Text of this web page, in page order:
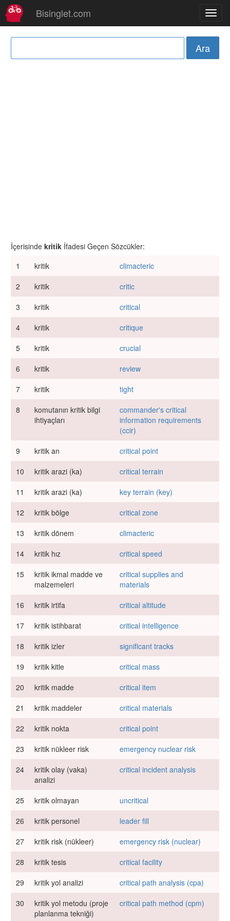
Bisinglet.com
İçerisinde kritik İfadesi Geçen Sözcükler:
1
kritik
climacteric
2
kritik
critic
3
kritik
critical
4
kritik
critique
5
kritik
crucial
6
kritik
review
7
kritik
tight
8
komutanın kritik bilgi
ihtiyaçları
commander's critical
information requirements
(ccir)
9
kritik an
critical point
10
kritik arazi (ka)
critical terrain
11
kritik arazi (ka)
key terrain (key)
12
kritik bölge
critical zone
13
kritik dönem
climacteric
14
kritik hız
critical speed
15
kritik ikmal madde ve
malzemeleri
critical supplies and
materials
16
kritik irtifa
critical altitude
17
kritik istihbarat
critical intelligence
18
kritik izler
significant tracks
19
kritik kitle
critical mass
20
kritik madde
critical item
21
kritik maddeler
critical materials
22
kritik nokta
critical point
23
kritik nükleer risk
emergency nuclear risk
24
kritik olay (vaka)
analizi
critical incident analysis
25 kritik olmayan
uncritical
26
kritik personel
leader fill
27
kritik risk (nükleer)
emergency risk (nuclear)
28
kritik tesis
critical facility
29
kritik yol analizi
critical path analysis (cpa)
30
kritik yol metodu (proje
planlanma tekniği)
critical path method (cpm)